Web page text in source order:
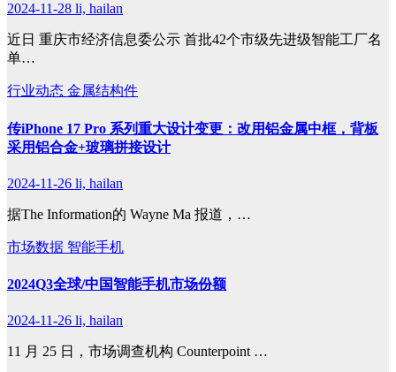
2024-11-28 li, hailan
近日 重庆市经济信息委公示 首批42个市级先进级智能工厂名
单…
行业动态 金属结构件
传iPhone 17 Pro 系列重大设计变更：改用铝金属中框，背板
采用铝合金+玻璃拼接设计
2024-11-26 li, hailan
据The Information的 Wayne Ma 报道，…
市场数据 智能手机
2024Q3全球/中国智能手机市场份额
2024-11-26 li, hailan
11 月 25 日，市场调查机构 Counterpoint …